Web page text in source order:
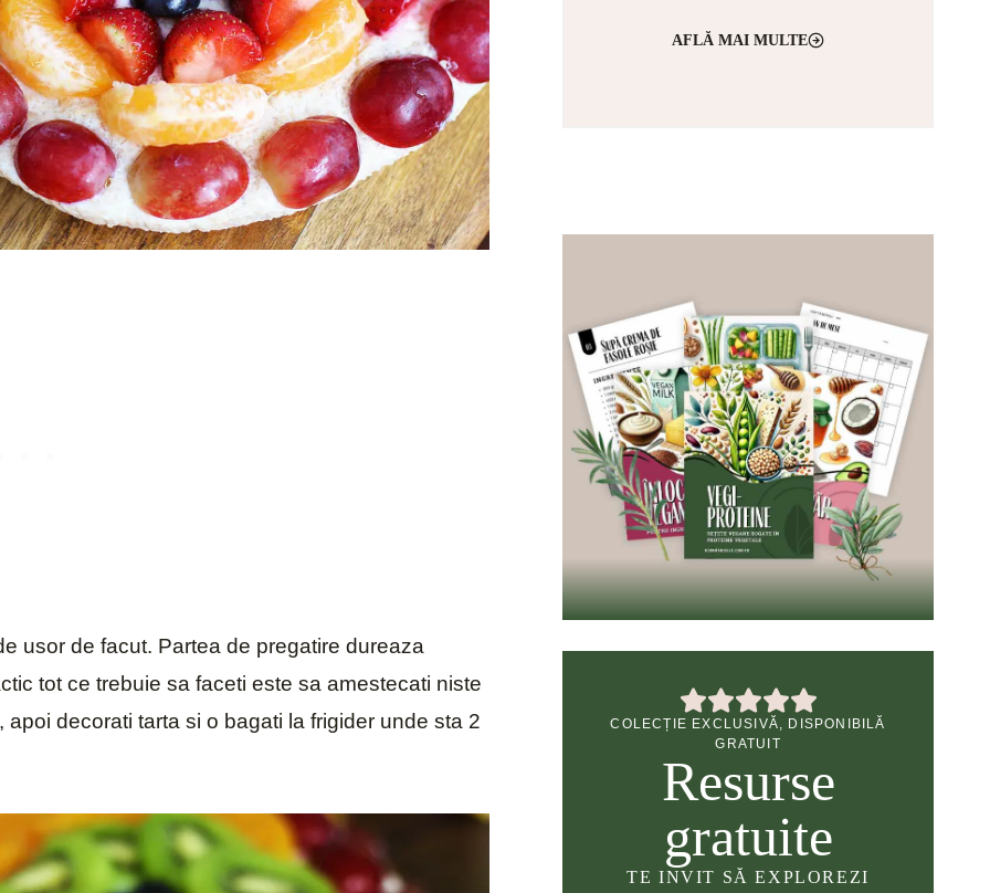
usor de facut. Partea de pregatire dureaza
tot ce trebuie sa faceti este sa amestecati niste
decorati tarta si o bagati la frigider unde sta 2
AFLĂ MAI MULTE
COLECȚIE EXCLUSIVĂ, DISPONIBILĂ
GRATUIT
Resurse
gratuite
TE INVIT SĂ EXPLOREZI